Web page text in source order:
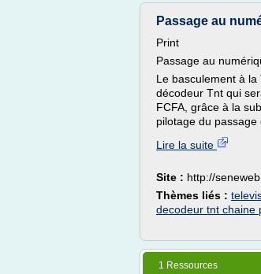
Passage au
Print
Passage au
Le basculement à
décodeur Tnt qui
FCFA, grâce à la
pilotage du passage
Lire la suite
Site : http://
Thèmes liés :
decodeur tnt chaine
1 Ressources